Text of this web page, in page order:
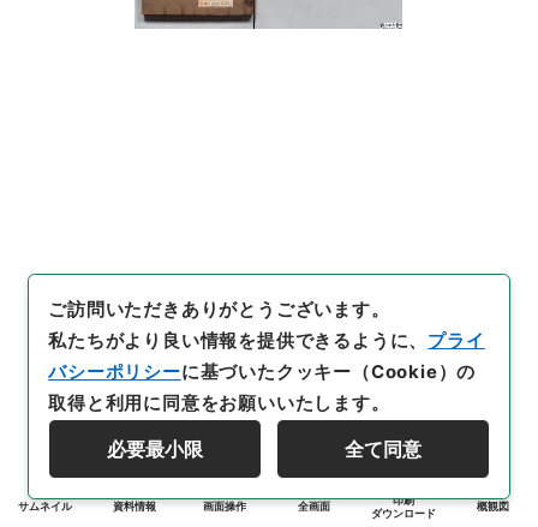
サムネイル 資料情報 画面操作 全画面
印刷
ダウンロード
概観図
ご訪問いただきありがとうございます。
私たちがより良い情報を提供できるように、 プライ
バシーポリシーに基づいたクッキー（Cookie）の
取得と利用に同意をお願いいたします。
必要最小限 全て同意